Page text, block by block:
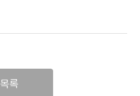
목록